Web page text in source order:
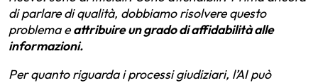
di parlare di qualità, dobbiamo risolvere questo
problema eattribuire un grado di affidabilità alle
informazioni.
Per quanto riguarda i processi giudiziari, l’AI può